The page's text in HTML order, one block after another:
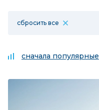
сбросить все
сначала популярные